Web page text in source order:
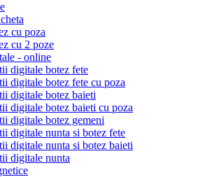
cu poza
cu 2 poze
- online
digitale botez fete
digitale botez fete cu poza
digitale botez baieti
digitale botez baieti cu poza
digitale botez gemeni
digitale nunta si botez fete
digitale nunta si botez baieti
digitale nunta